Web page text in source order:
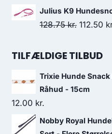
313.75
pris
26.25 kr..
Julius K9
128.75kr. Den
pris
128.75
112.50
TILFÆLDIGE TILBUD
Trixie Hunde
Råhud - 15cm
12.00 kr.
Nobby Royal